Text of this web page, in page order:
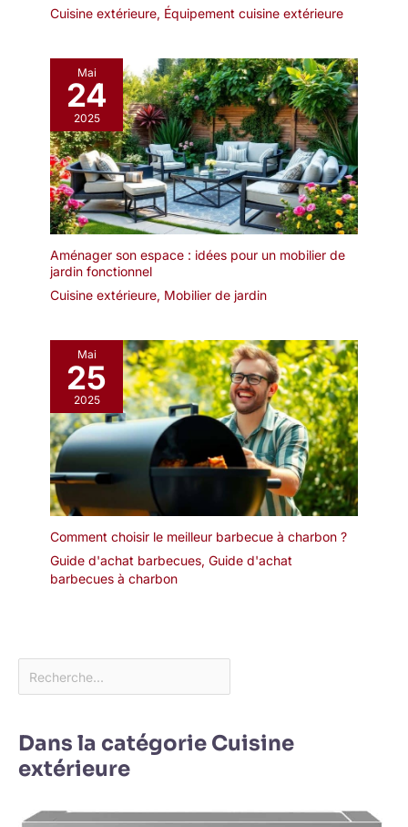
Cuisine extérieure, Équipement cuisine extérieure
Mai
24
2025
Aménager son espace : idées pour un mobilier de
jardin fonctionnel
Cuisine extérieure, Mobilier de jardin
Mai
25
2025
Comment choisir le meilleur barbecue à charbon ?
Guide d'achat barbecues, Guide d'achat
barbecues à charbon
Dans la catégorie Cuisine
extérieure